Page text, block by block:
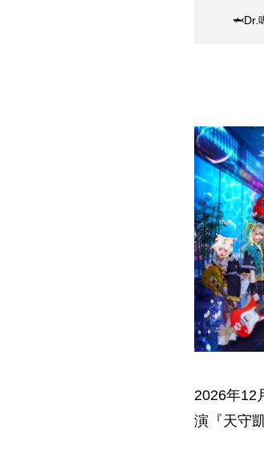
🦈Dr.
2026年12
演『天守凱